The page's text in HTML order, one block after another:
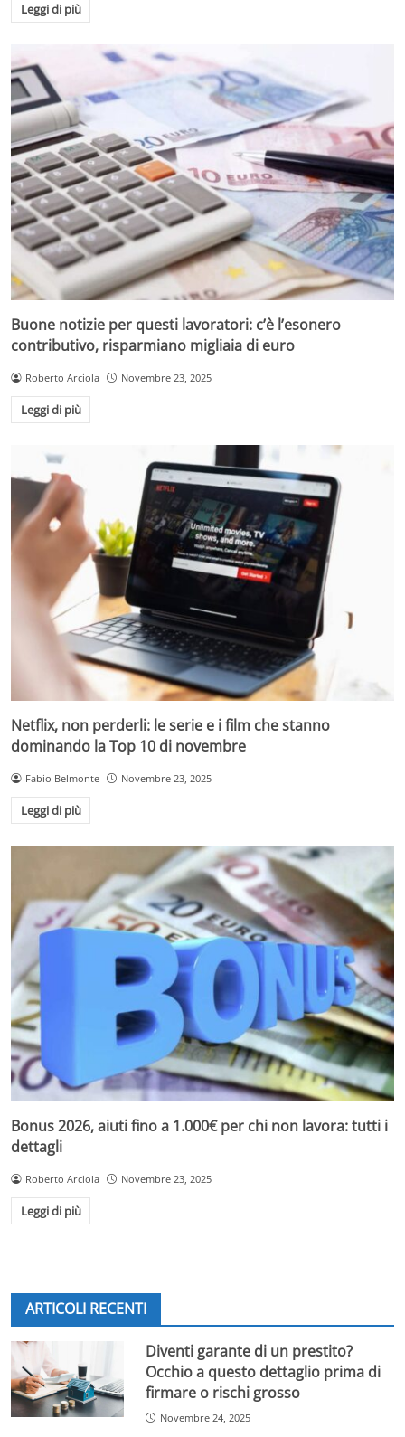
Dal 7 dicembre, il pubblico potrà di nuovo sedersi
davanti alla tv con la stessa domanda sulle labbra:
farà ad arrivare al milione?”.
E Gerry Scotti, con il suo sorriso inconfondibile, sarà lì a
ricordarci che a volte la vera fortuna è semplicemente
quella di giocare.
Leggi di più
Buone notizie per questi lavoratori: c’è l’esonero
contributivo, risparmiano migliaia di euro
Roberto Arciola Novembre 23, 2025
Leggi di più
Netflix, non perderli: le serie e i film che stanno
dominando la Top 10 di novembre
Fabio Belmonte Novembre 23, 2025
Leggi di più
Bonus 2026, aiuti fino a 1.000€ per chi non lavora: tutti i
dettagli
Roberto Arciola Novembre 23, 2025
Leggi di più
ARTICOLI RECENTI
Diventi garante di un prestito?
Occhio a questo dettaglio prima di
firmare o rischi grosso
Novembre 24, 2025